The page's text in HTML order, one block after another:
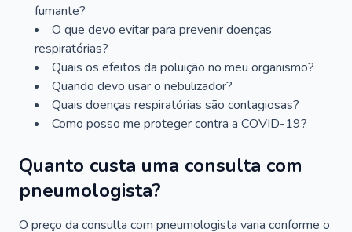
fumante?
O que devo evitar para prevenir doenças
respiratórias?
Quais os efeitos da poluição no meu organismo?
Quando devo usar o nebulizador?
Quais doenças respiratórias são contagiosas?
Como posso me proteger contra a COVID-19?
Quanto custa uma consulta com
pneumologista?
O preço da consulta com pneumologista varia conforme o